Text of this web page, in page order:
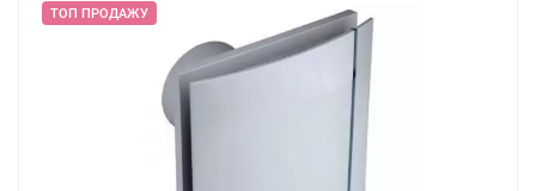
ТОП ПРОДАЖУ